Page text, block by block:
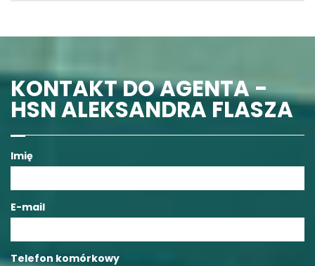
KONTAKT DO AGENTA -
HSN ALEKSANDRA FLASZA
Imię
E-mail
Telefon komórkowy